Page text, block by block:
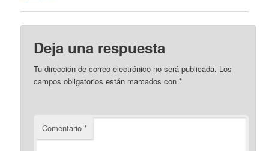
Deja una respuesta
Tu dirección de correo electrónico no será publicada. Los
campos obligatorios están marcados con*
Comentario*